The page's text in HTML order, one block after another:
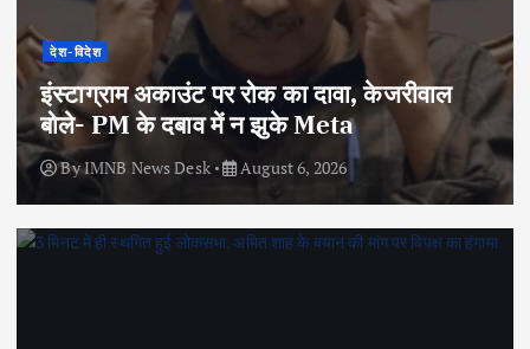
देश-विदेश
इंस्टाग्राम अकाउंट पर रोक का दावा, केजरीवाल
बोले- PM के दबाव में न झुके Meta
ByIMNB News Desk August 6, 2026